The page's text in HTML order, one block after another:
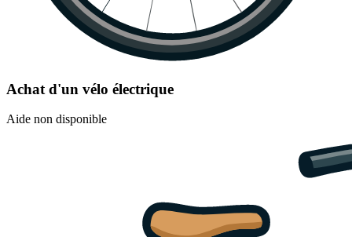
Achat d'un vélo électrique
Aide non disponible